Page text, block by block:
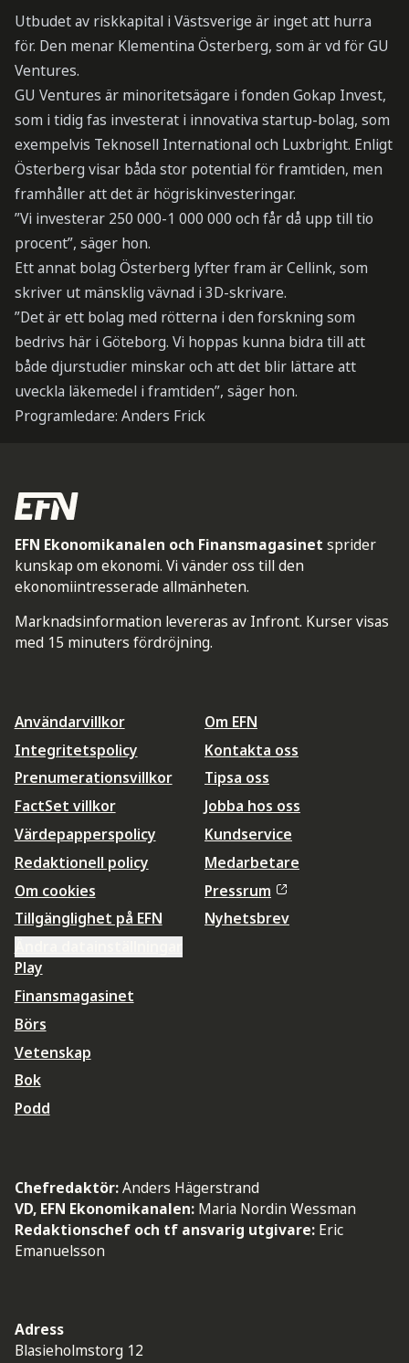
Utbudet av riskkapital i Västsverige är inget att hurra
för. Den menar Klementina Österberg, som är vd för GU
Ventures.
GU Ventures är minoritetsägare i fonden Gokap Invest,
som i tidig fas investerat i innovativa startup-bolag, som
exempelvis Teknosell International och Luxbright. Enligt
Österberg visar båda stor potential för framtiden, men
framhåller att det är högriskinvesteringar.
”Vi investerar 250 000-1 000 000 och får då upp till tio
procent”, säger hon.
Ett annat bolag Österberg lyfter fram är Cellink, som
skriver ut mänsklig vävnad i 3D-skrivare.
”Det är ett bolag med rötterna i den forskning som
bedrivs här i Göteborg. Vi hoppas kunna bidra till att
både djurstudier minskar och att det blir lättare att
uveckla läkemedel i framtiden”, säger hon.
Programledare: Anders Frick
EFN Ekonomikanalen och Finansmagasinet sprider
kunskap om ekonomi. Vi vänder oss till den
ekonomiintresserade allmänheten.
Marknadsinformation levereras av Infront. Kurser visas
med 15 minuters fördröjning.
Användarvillkor
Integritetspolicy
Prenumerationsvillkor
FactSet villkor
Värdepapperspolicy
Redaktionell policy
Om cookies
Tillgänglighet på EFN
Om EFN
Kontakta oss
Tipsa oss
Jobba hos oss
Kundservice
Medarbetare
Pressrum
Nyhetsbrev
Play
Finansmagasinet
Börs
Vetenskap
Bok
Podd
Chefredaktör:Anders Hägerstrand
VD, EFN Ekonomikanalen: Maria Nordin Wessman
Redaktionschef och tf ansvarig utgivare: Eric
Emanuelsson
Adress
Blasieholmstorg 12